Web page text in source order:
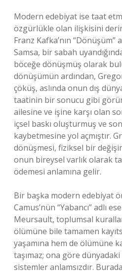
Modern edebiyat ise taat
özgürlükle olan ilişkisini
Franz Kafka’nın “Dönüşüm”
Samsa, bir sabah
böceğe dönüşmüş olarak
dönüşümün ardından,
çöküş, aslında onun dış
taatinin bir sonucu gibi
ailesine ve işine karşı olan
içsel baskı oluşturmuş ve
kaybetmesine yol açmıştır.
dönüşmesi, fiziksel bir
onun bireysel varlık olarak
ödemesi anlamına gelir.
Bir başka modern edebiyat
Camus’nün “Yabancı” adlı
Meursault, toplumsal
ölümüne bile tamamen
yaşamına hem de ölümüne
taşımaz; ona göre
sistemler anlamsızdır.